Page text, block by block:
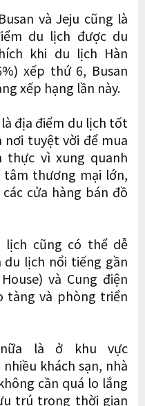
và Jeju cũng là
du lịch được du
khi du lịch Hàn
xếp thứ 6, Busan
xếp hạng lần này.
địa điểm du lịch tốt
nơi tuyệt vời để mua
thực vì xung quanh
tâm thương mại lớn,
cửa hàng bán đồ
lịch cũng có thể dễ
du lịch nổi tiếng gần
và Cung điện
tàng và phòng triển
là ở khu vực
khách sạn, nhà
cần quá lo lắng
trú trong thời gian